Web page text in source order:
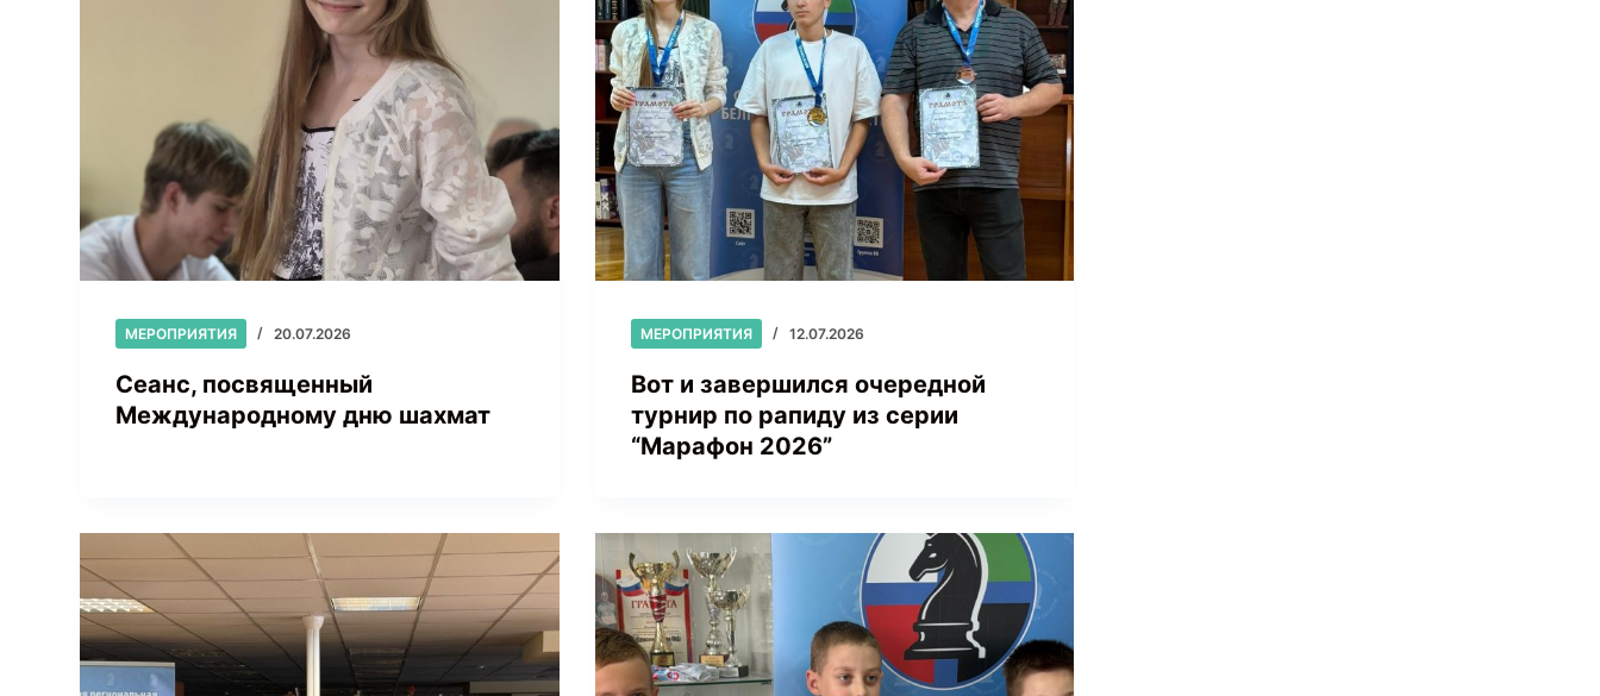
МЕРОПРИЯТИЯ 20.07.2026
Сеанс, посвященный
Международному дню шахмат
МЕРОПРИЯТИЯ 12.07.2026
Вот и завершился очередной
турнир по рапиду из серии
“Марафон 2026”